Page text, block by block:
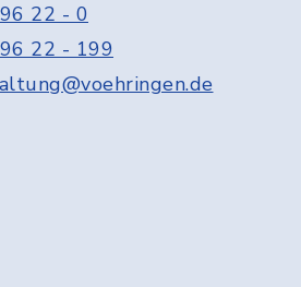
22 - 0
22 - 199